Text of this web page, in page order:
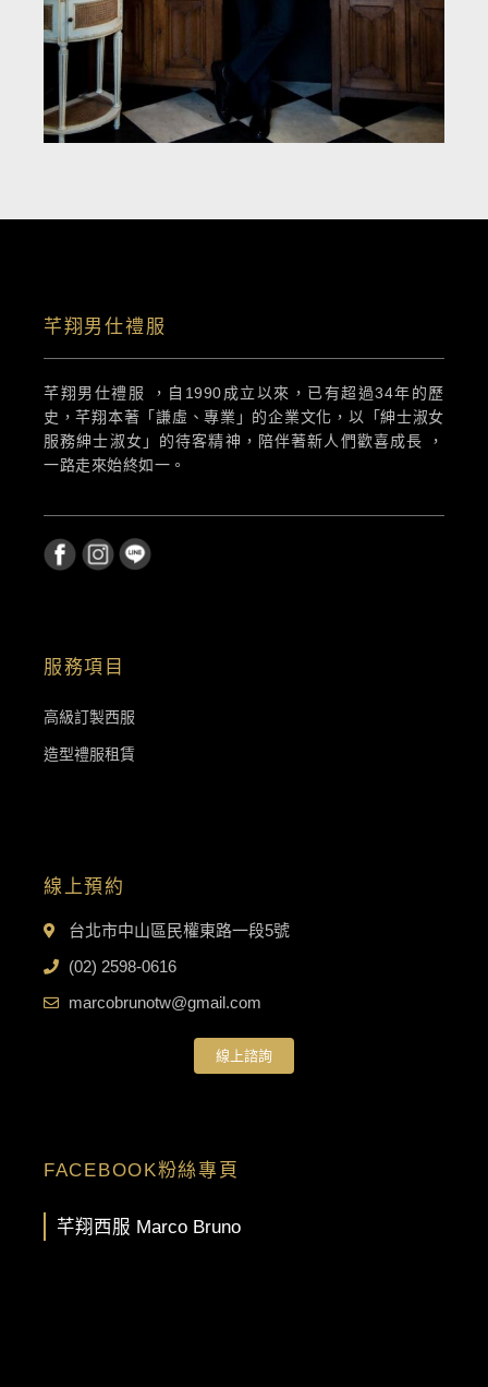
芊翔男仕禮服
芊翔男仕禮服 ，自1990成立以來，已有超過34年的歷
史，芊翔本著「謙虛、專業」的企業文化，以「紳士淑女
服務紳士淑女」的待客精神，陪伴著新人們歡喜成長 ，
一路走來始終如一。
服務項目
高級訂製西服
造型禮服租賃
線上預約
台北市中山區民權東路一段5號
(02) 2598-0616
marcobrunotw@gmail.com
線上諮詢
FACEBOOK粉絲專頁
芊翔西服 Marco Bruno